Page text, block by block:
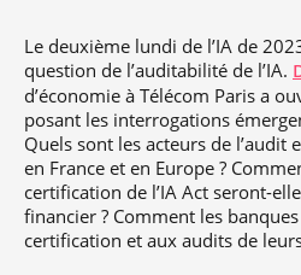
Le deuxième lundi de l’IA de
question de l’auditabilité de l’IA.
d’économie à Télécom Paris a
posant les interrogations
Quels sont les acteurs de l’audit
en France et en Europe ?
certification de l’IA Act seront-
financier ? Comment les
certification et aux audits de